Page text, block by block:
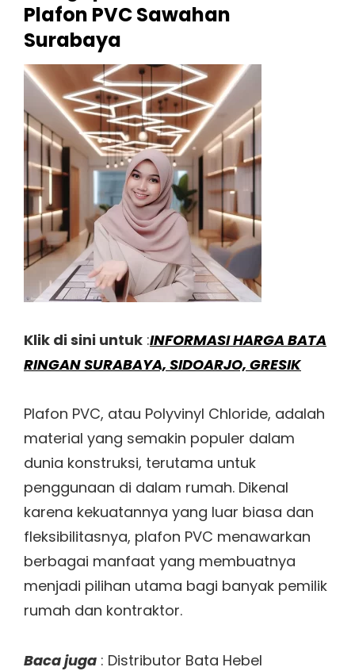
Plafon PVC Sawahan
Surabaya
Klik di sini untuk :INFORMASI HARGA BATA
RINGAN SURABAYA, SIDOARJO, GRESIK
Plafon PVC, atau Polyvinyl Chloride, adalah
material yang semakin populer dalam
dunia konstruksi, terutama untuk
penggunaan di dalam rumah. Dikenal
karena kekuatannya yang luar biasa dan
fleksibilitasnya, plafon PVC menawarkan
berbagai manfaat yang membuatnya
menjadi pilihan utama bagi banyak pemilik
rumah dan kontraktor.
Baca juga : Distributor Bata Hebel